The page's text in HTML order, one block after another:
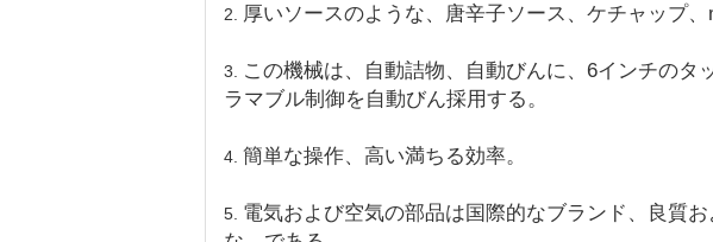
2. 厚いソースのような、唐辛子ソース、ケチャップ、
3.
この機械は、自動詰物、自動びんに、6インチの
ラマブル制御を自動びん採用する。
4. 簡単な操作、高い満ちる効率。
5. 電気および空気の部品は国際的なブランド、良質